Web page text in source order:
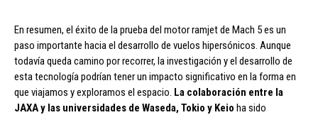
En resumen, el éxito de la prueba del motor ramjet de Mach 5 es un
paso importante hacia el desarrollo de vuelos hipersónicos. Aunque
todavía queda camino por recorrer, la investigación y el desarrollo de
esta tecnología podrían tener un impacto significativo en la forma en
que viajamos y exploramos el espacio. La colaboración entre la
JAXA y las universidades de Waseda, Tokio y Keio ha sido